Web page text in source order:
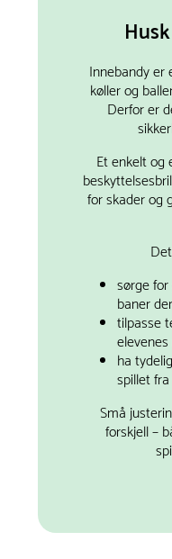
Innebandy er
køller og
Derfor er
Et enkelt og
for skader og
sørge
baner
tilpasse
ha
spillet
Små
forskjell –